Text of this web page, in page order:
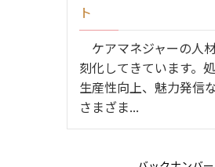
ト
ケアマネジャーの人
刻化してきています。
生産性向上、魅力発信
さまざま...